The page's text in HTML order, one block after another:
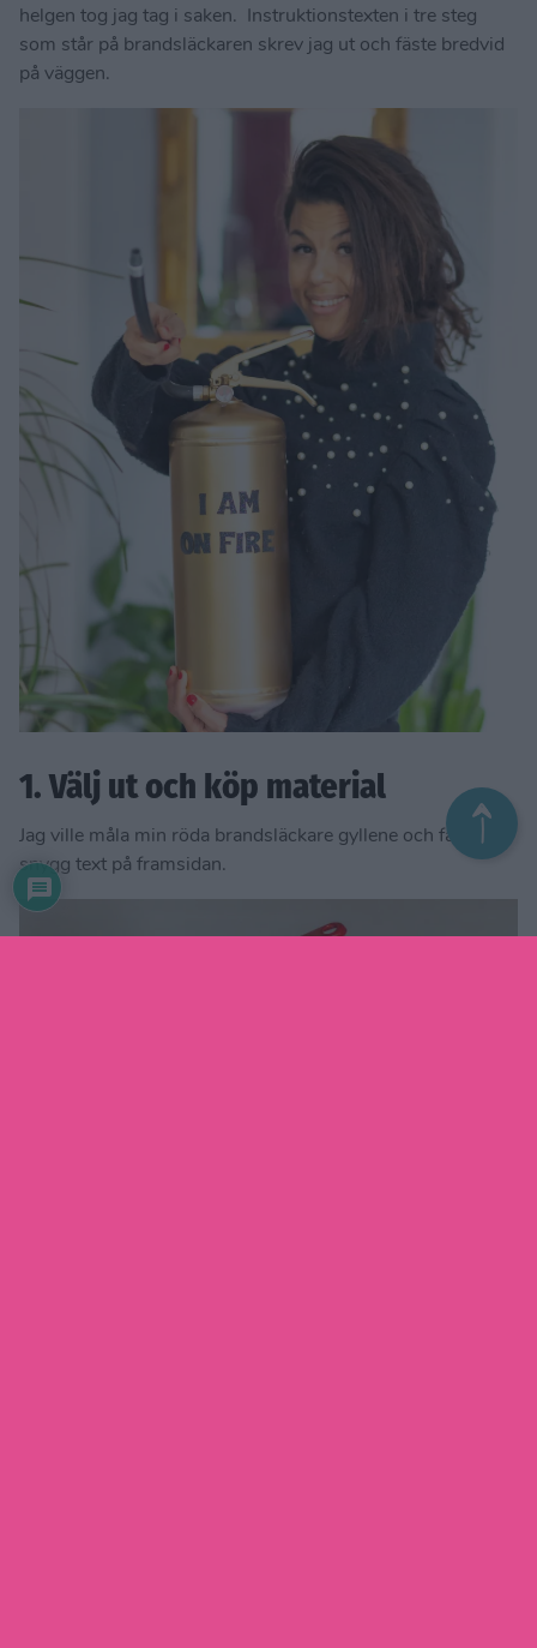
helgen tog jag tag i saken. Instruktionstexten i tre steg
som står på brandsläckaren skrev jag ut och fäste bredvid
på väggen.
1. Välj ut och köp material
Jag ville måla min röda brandsläckare gyllene och fästa en
snygg text på framsidan.